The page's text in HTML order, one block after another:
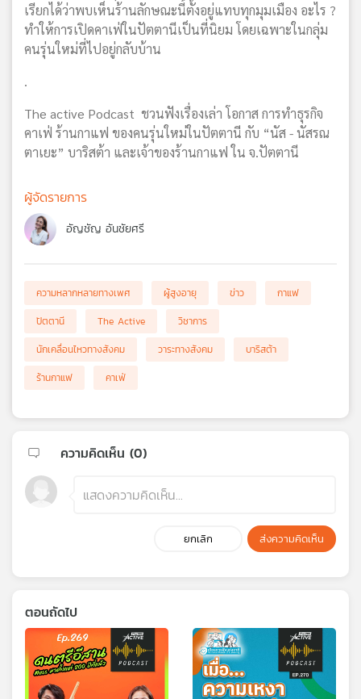
เรียกได้ว่าพบเห็นร้านลักษณะนี้ตั้งอยู่แทบทุกมุมเมือง อะไร ?
ทำให้การเปิดคาเฟ่ในปัตตานีเป็นที่นิยม โดยเฉพาะในกลุ่ม
คนรุ่นใหม่ที่ไปอยู่กลับบ้าน
.
The active Podcast ชวนฟังเรื่องเล่า โอกาส การทำธุรกิจ
คาเฟ่ ร้านกาแฟ ของคนรุ่นใหม่ในปัตตานี กับ “นัส - นัสรณ
ตาเยะ” บาริสต้า และเจ้าของร้านกาแฟ ใน จ.ปัตตานี
ผู้จัดรายการ
อัญชัญ อันชัยศรี
ความหลากหลายทางเพศ ผู้สูงอายุ ข่าว
กาแฟ
ปัตตานี
The Active
วิชาการ
นักเคลื่อนไหวทางสังคม
วาระทางสังคม
บาริสต้า
ร้านกาแฟ
คาเฟ่
ความคิดเห็น (0)
ยกเลิก ส่งความคิดเห็น
ตอนถัดไป